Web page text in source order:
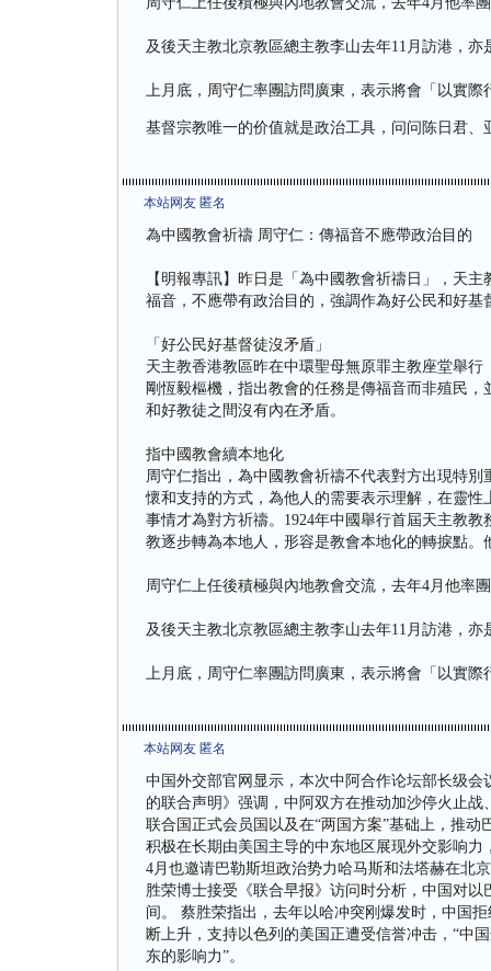
及後天主教北京教區總主教李山去年11月訪港，
上月底，周守仁率團訪問廣東，表示將會「以實際
基督宗教唯一的价值就是政治工具，问问陈日君、
本站网友 匿名
為中國教會祈禱 周守仁：傳福音不應帶政治目的
【明報專訊】昨日是「為中國教會祈禱日」，天
福音，不應帶有政治目的，強調作為好公民和好
「好公民好基督徒沒矛盾」
天主教香港教區昨在中環聖母無原罪主教座堂舉
剛恆毅樞機，指出教會的任務是傳福音而非殖民
和好教徒之間沒有內在矛盾。
指中國教會續本地化
周守仁指出，為中國教會祈禱不代表對方出現特
懷和支持的方式，為他人的需要表示理解，在靈
事情才為對方祈禱。1924年中國舉行首屆天主教
教逐步轉為本地人，形容是教會本地化的轉捩點
周守仁上任後積極與內地教會交流，去年4月他率
及後天主教北京教區總主教李山去年11月訪港，
上月底，周守仁率團訪問廣東，表示將會「以實際
本站网友 匿名
中国外交部官网显示，本次中阿合作论坛部长级
的联合声明》强调，中阿双方在推动加沙停火止
联合国正式会员国以及在“两国方案”基础上，推
积极在长期由美国主导的中东地区展现外交影响
4月也邀请巴勒斯坦政治势力哈马斯和法塔赫在北
胜荣博士接受《联合早报》访问时分析，中国对
间。 蔡胜荣指出，去年以哈冲突刚爆发时，中国
断上升，支持以色列的美国正遭受信誉冲击，“中
东的影响力”。